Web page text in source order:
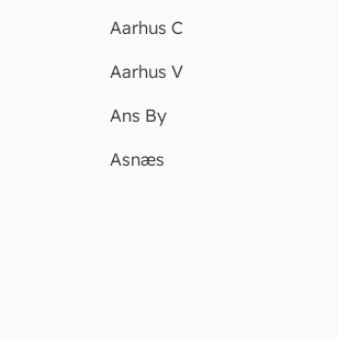
Aarhus C
Aarhus V
Ans By
Asnæs